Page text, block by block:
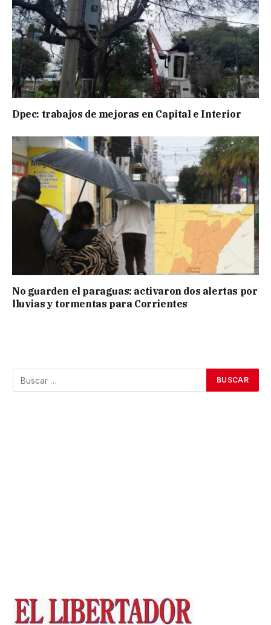
Dpec: trabajos de mejoras en Capital e Interior
No guarden el paraguas: activaron dos alertas por
lluvias y tormentas para Corrientes